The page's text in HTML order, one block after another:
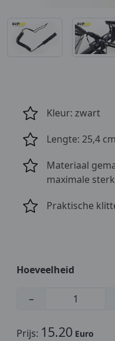
Kleur: zwart
Lengte: 25,4 cm
Materiaal
maximale
Praktische
Hoeveelheid
−
Prijs: 15.20 Euro